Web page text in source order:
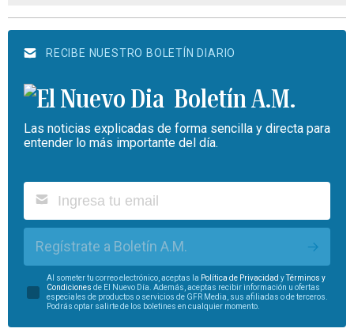
RECIBE NUESTRO BOLETÍN DIARIO
Boletín A.M.
Las noticias explicadas de forma sencilla y directa para
entender lo más importante del día.
Regístrate a Boletín A.M.
Al someter tu correo electrónico, aceptas la Política de Privacidad yTérminos y
Condiciones de El Nuevo Día. Además, aceptas recibir información u ofertas
especiales de productos o servicios de GFR Media, sus afiliadas o de terceros.
Podrás optar salirte de los boletines en cualquier momento.